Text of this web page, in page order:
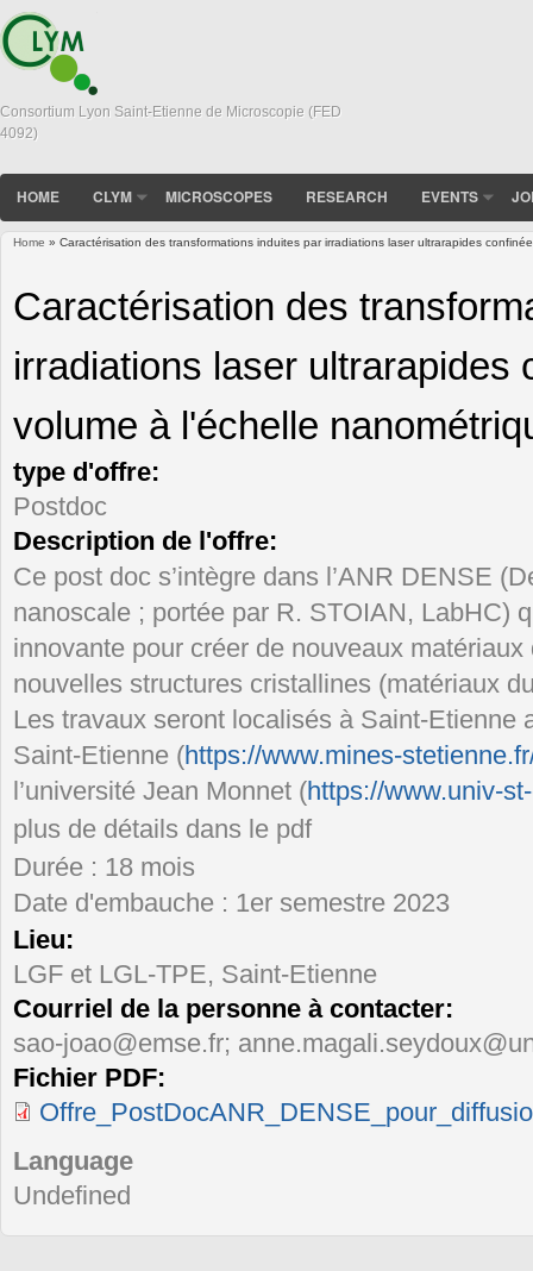
Consortium Lyon Saint-Etienne de Microscopie (FED
4092)
HOME CLYM MICROSCOPES RESEARCH EVENTS
Home » Caractérisation des transformations induites par irradiations laser ultrarapides
Caractérisation des
irradiations laser ultrarapides
volume à l'échelle
type d'offre:
Postdoc
Description de l'offre:
Ce post doc s’intègre dans l’ANR DENSE
nanoscale ; portée par R. STOIAN, LabHC)
innovante pour créer de nouveaux matériaux
nouvelles structures cristallines (matériaux
Les travaux seront localisés à Saint-Etienne
Saint-Etienne (https://www.mines-
l’université Jean Monnet (https://www.univ-
plus de détails dans le pdf
Durée : 18 mois
Date d'embauche : 1er semestre 2023
Lieu:
LGF et LGL-TPE, Saint-Etienne
Courriel de la personne à contacter:
sao-joao@emse.fr;
Fichier PDF:
Language
Undefined